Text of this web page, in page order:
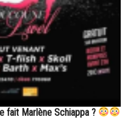
fait Marlène Schiappa ?